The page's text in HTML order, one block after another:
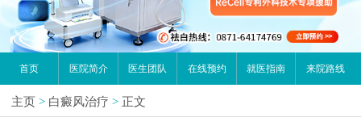
首页 医院简介 医生团队 在线预约 就医指南 来院路线
主页 > 白癜风治疗 > 正文